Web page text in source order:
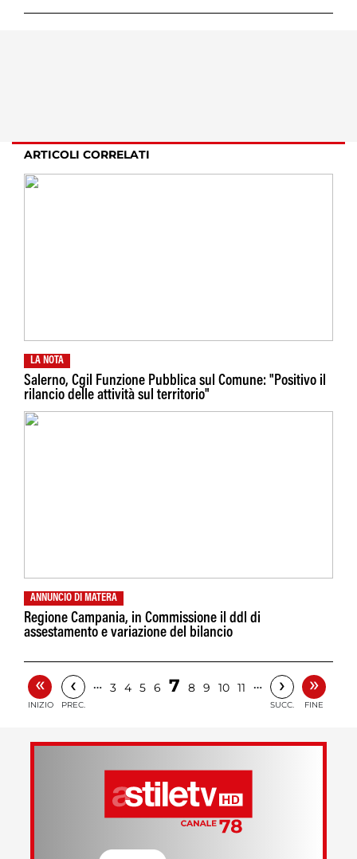
ARTICOLI CORRELATI
LA NOTA
Salerno, Cgil Funzione Pubblica sul Comune: "Positivo il
rilancio delle attività sul territorio"
ANNUNCIO DI MATERA
Regione Campania, in Commissione il ddl di
assestamento e variazione del bilancio
«
INIZIO
‹
PREC.
… 3 4 5 6 7 8 9 10 11 … ›
SUCC.
»
FINE